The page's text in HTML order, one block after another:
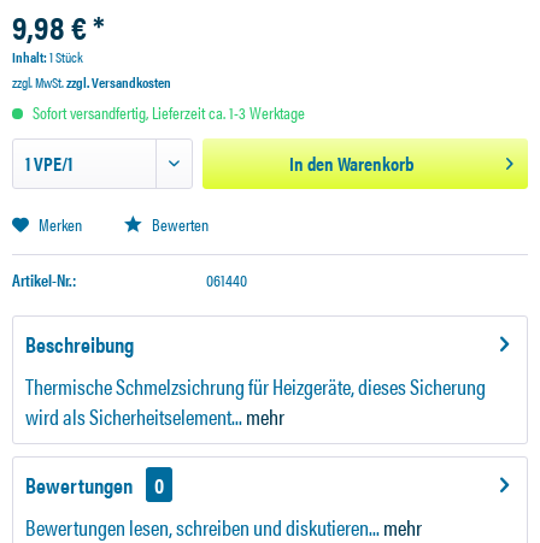
9,98 € *
Inhalt:1 Stück
zzgl. MwSt.zzgl. Versandkosten
Sofort versandfertig, Lieferzeit ca. 1-3 Werktage
In denWarenkorb
Merken Bewerten
Artikel-Nr.: 061440
Beschreibung
Thermische Schmelzsichrung für Heizgeräte, dieses Sicherung
wird als Sicherheitselement...mehr
Bewertungen
0
Bewertungen lesen, schreiben und diskutieren...mehr